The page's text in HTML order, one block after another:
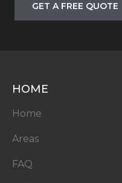
GET A FREE QUOTE
HOME
Home
Areas
FAQ